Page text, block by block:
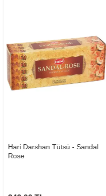
Hari Darshan Tütsü - Sandal
Rose